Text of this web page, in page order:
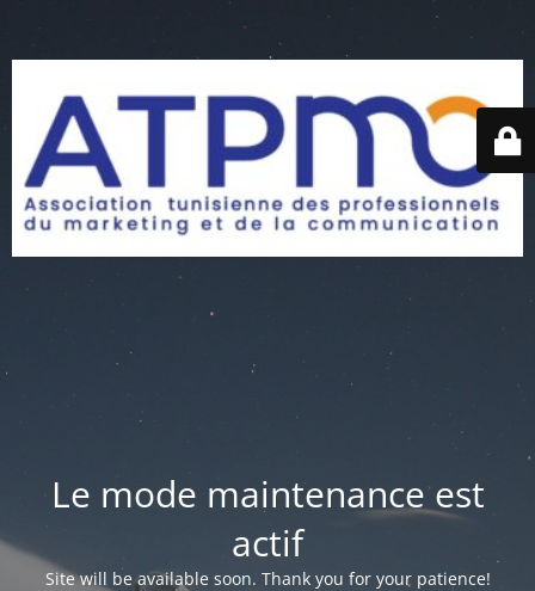
Le mode maintenance est
actif
Site will be available soon. Thank you for your patience!